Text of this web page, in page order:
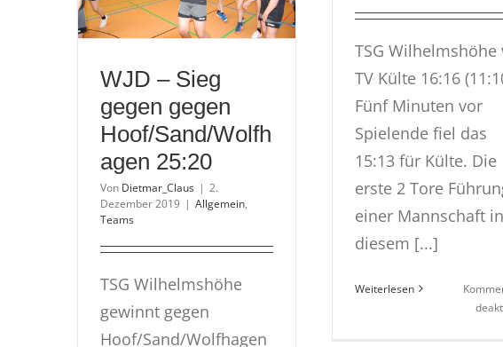
TSG Wilhelmshöhe
TV Külte 16:16
Fünf Minuten vor
Spielende fiel das
15:13 für Külte. Die
erste 2 Tore
einer Mannschaft in
diesem [...]
Weiterlesen
WJD – Sieg
gegen gegen
Hoof/Sand/Wolfh
agen 25:20
Von Dietmar_Claus | 2.
Dezember 2019 | Allgemein,
Teams
TSG Wilhelmshöhe
gewinnt gegen
Hoof/Sand/Wolfhagen